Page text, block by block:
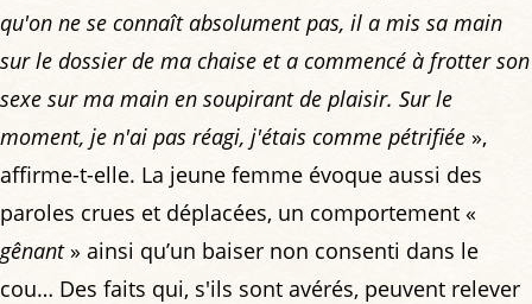
qu'on ne se connaît absolument pas, il a mis sa main
sur le dossier de ma chaise et a commencé à frotter son
sexe sur ma main en soupirant de plaisir. Sur le
moment, je n'ai pas réagi, j'étais comme pétrifiée »,
affirme-t-elle. La jeune femme évoque aussi des
paroles crues et déplacées, un comportement «
gênant» ainsi qu’un baiser non consenti dans le
cou… Des faits qui, s'ils sont avérés, peuvent relever